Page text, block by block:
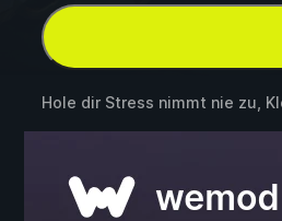
Hole dir Stress nimmt nie zu,